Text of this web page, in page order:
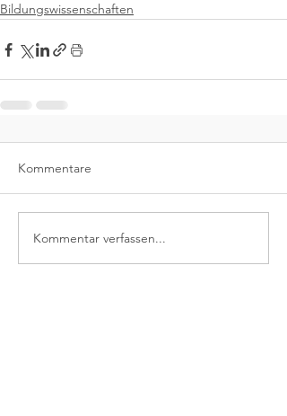
Bildungswissenschaften
Kommentare
Kommentar verfassen...